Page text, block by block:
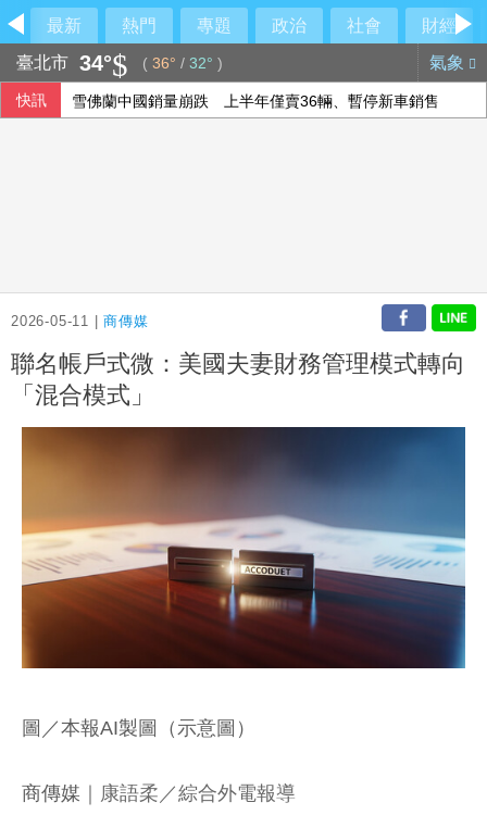
最新 熱門 專題 政治 社會
財經
臺北市 34° ( 36° / 32° ) 氣象
快訊 雪佛蘭中國銷量崩跌 上半年僅賣36輛、暫停新車銷售
2026-05-11 |商傳媒
聯名帳戶式微：美國夫妻財務管理模式轉向
「混合模式」
圖／本報AI製圖（示意圖）
商傳媒 ｜康語柔／綜合外電報導